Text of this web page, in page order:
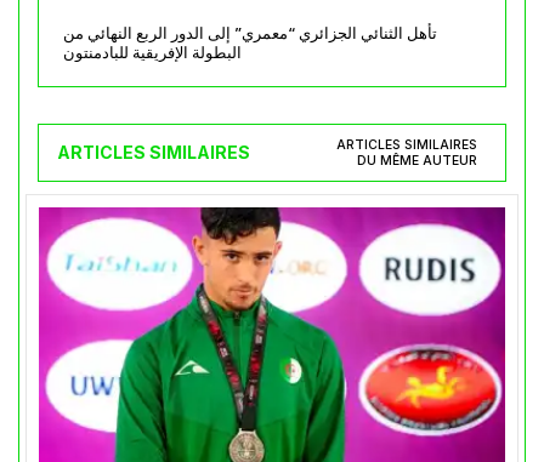
تأهل الثنائي الجزائري “معمري” إلى الدور الربع النهائي من
البطولة الإفريقية للبادمنتون
ARTICLES SIMILAIRES
ARTICLES SIMILAIRES
DU MÊME AUTEUR